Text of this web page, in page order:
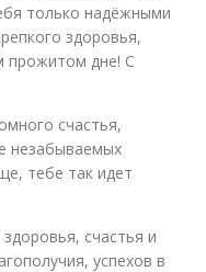
только надёжными
здоровья,
прожитом дне! С
счастья,
незабываемых
тебе так идет
счастья и
успехов в